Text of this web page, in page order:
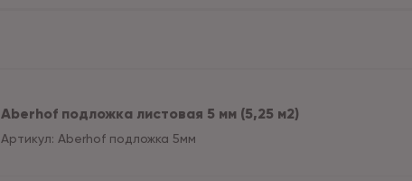
Aberhof подложка листовая 5 мм (5,25 м2)
Артикул: Aberhof подложка 5мм